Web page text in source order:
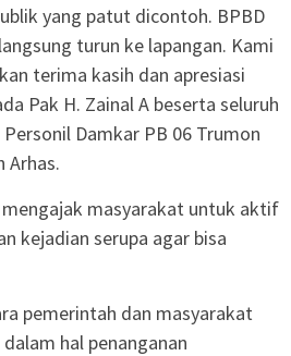
yang patut dicontoh. BPBD
turun ke lapangan. Kami
terima kasih dan apresiasi
Pak H. Zainal A beserta seluruh
Damkar PB 06 Trumon
Arhas.
mengajak masyarakat untuk aktif
kejadian serupa agar bisa
pemerintah dan masyarakat
hal penanganan